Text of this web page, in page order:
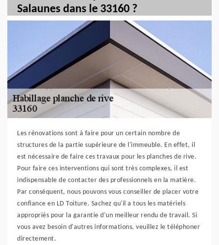
Salaunes dans le 33160 ?
Les rénovations sont à faire pour un certain nombre de
structures de la partie supérieure de l'immeuble. En effet, il
est nécessaire de faire ces travaux pour les planches de rive.
Pour faire ces interventions qui sont très complexes, il est
indispensable de contacter des professionnels en la matière.
Par conséquent, nous pouvons vous conseiller de placer votre
confiance en LD Toiture. Sachez qu'il a tous les matériels
appropriés pour la garantie d'un meilleur rendu de travail. Si
vous avez besoin d'autres informations, veuillez le téléphoner
directement.